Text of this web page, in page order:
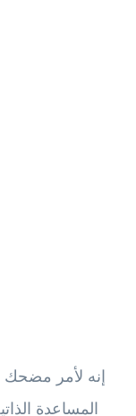
إنه لأمر مضحك
المساعدة